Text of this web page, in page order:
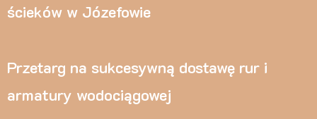
ścieków w Józefowie
Przetarg na sukcesywną dostawę rur i
armatury wodociągowej